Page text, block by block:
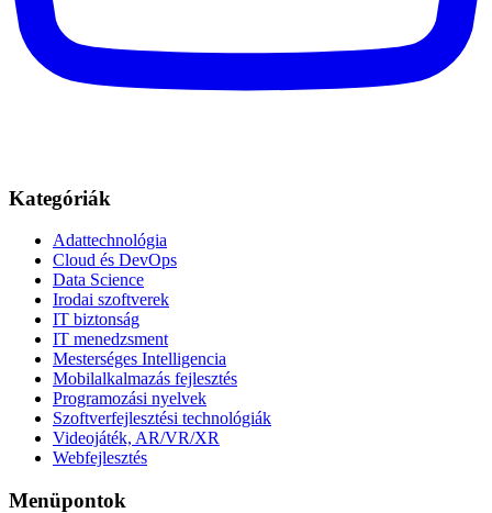
Kategóriák
Adattechnológia
Cloud és DevOps
Data Science
Irodai szoftverek
IT biztonság
IT menedzsment
Mesterséges Intelligencia
Mobilalkalmazás fejlesztés
Programozási nyelvek
Szoftverfejlesztési technológiák
Videojáték, AR/VR/XR
Webfejlesztés
Menüpontok